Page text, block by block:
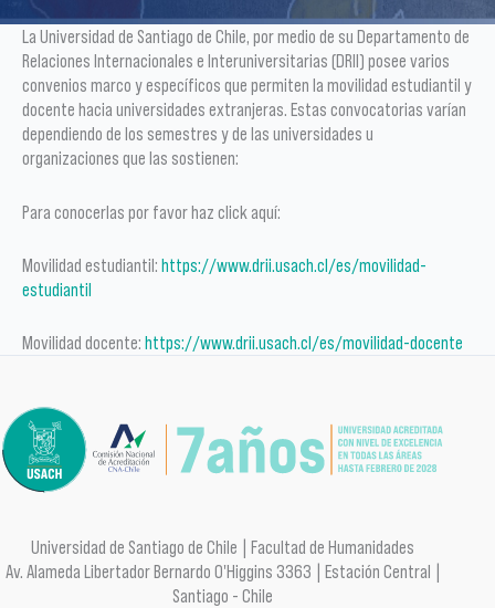
La Universidad de Santiago de Chile, por medio de su Departamento de
Relaciones Internacionales e Interuniversitarias (DRII) posee varios
convenios marco y específicos que permiten la movilidad estudiantil y
docente hacia universidades extranjeras. Estas convocatorias varían
dependiendo de los semestres y de las universidades u
organizaciones que las sostienen:
Para conocerlas por favor haz click aquí:
Movilidad estudiantil: https://www.drii.usach.cl/es/movilidad-
estudiantil
Movilidad docente: https://www.drii.usach.cl/es/movilidad-docente
Universidad de Santiago de Chile | Facultad de Humanidades
Av. Alameda Libertador Bernardo O'Higgins 3363 | Estación Central |
Santiago - Chile